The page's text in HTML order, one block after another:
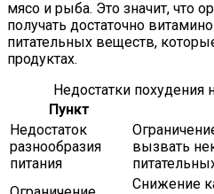
мясо и рыба. Это значит, что
получать достаточно
питательных веществ,
продуктах.
Недостатки похудения
Пункт
Недостаток
разнообразия
питания
вызвать
Снижение